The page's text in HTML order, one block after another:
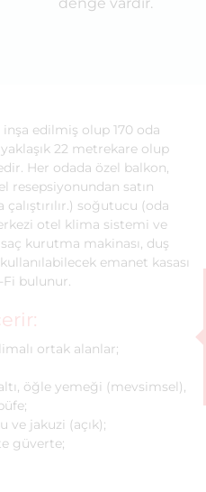
edilmiş olup 170 oda
22 metrekare olup
Her odada özel balkon,
resepsiyonundan satın
soğutucu (oda
otel klima sistemi ve
kurutma makinası, duş
emanet kasası
bulunur.
ortak alanlar;
öğle yemeği (mevsimsel),
ve jakuzi (açık);
güverte;